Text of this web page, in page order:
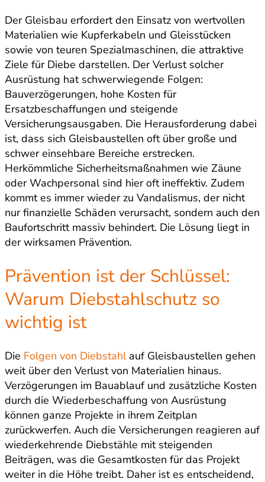
Der Gleisbau erfordert den Einsatz von wertvollen
Materialien wie Kupferkabeln und Gleisstücken
sowie von teuren Spezialmaschinen, die attraktive
Ziele für Diebe darstellen. Der Verlust solcher
Ausrüstung hat schwerwiegende Folgen:
Bauverzögerungen, hohe Kosten für
Ersatzbeschaffungen und steigende
Versicherungsausgaben. Die Herausforderung dabei
ist, dass sich Gleisbaustellen oft über große und
schwer einsehbare Bereiche erstrecken.
Herkömmliche Sicherheitsmaßnahmen wie Zäune
oder Wachpersonal sind hier oft ineffektiv. Zudem
kommt es immer wieder zu Vandalismus, der nicht
nur finanzielle Schäden verursacht, sondern auch den
Baufortschritt massiv behindert. Die Lösung liegt in
der wirksamen Prävention.
Prävention ist der Schlüssel:
Warum Diebstahlschutz so
wichtig ist
Die Folgen von Diebstahlauf Gleisbaustellen gehen
weit über den Verlust von Materialien hinaus.
Verzögerungen im Bauablauf und zusätzliche Kosten
durch die Wiederbeschaffung von Ausrüstung
können ganze Projekte in ihrem Zeitplan
zurückwerfen. Auch die Versicherungen reagieren auf
wiederkehrende Diebstähle mit steigenden
Beiträgen, was die Gesamtkosten für das Projekt
weiter in die Höhe treibt. Daher ist es entscheidend,